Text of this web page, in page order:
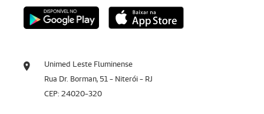
Unimed Leste Fluminense
Rua Dr. Borman, 51 - Niterói - RJ
CEP: 24020-320